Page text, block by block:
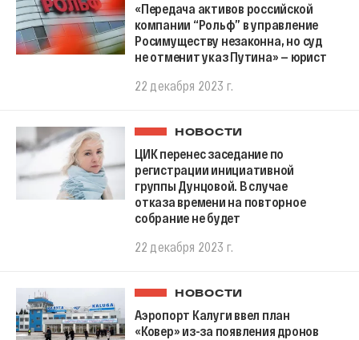
«Передача активов российской
компании “Рольф” в управление
Росимуществу незаконна, но суд
не отменит указ Путина» — юрист
22 декабря 2023 г.
НОВОСТИ
ЦИК перенес заседание по
регистрации инициативной
группы Дунцовой. В случае
отказа времени на повторное
собрание не будет
22 декабря 2023 г.
НОВОСТИ
Аэропорт Калуги ввел план
«Ковер» из-за появления дронов